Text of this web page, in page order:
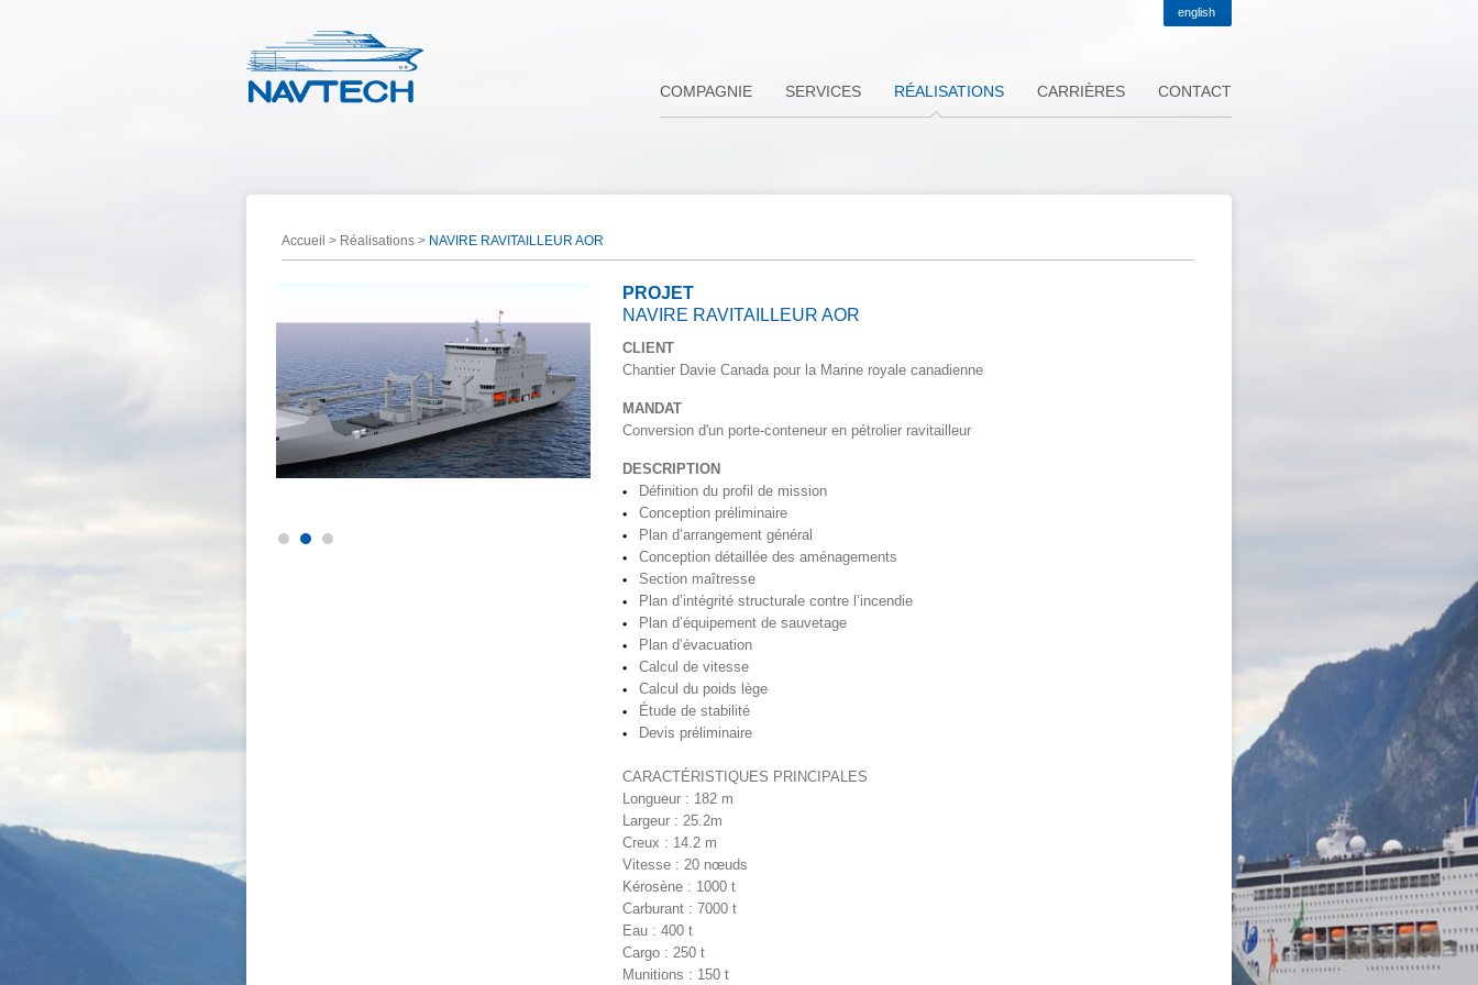
english
COMPAGNIE SERVICES RÉALISATIONS CARRIÈRES CONTACT
Accueil > Réalisations > NAVIRE RAVITAILLEUR AOR
PROJET
NAVIRE RAVITAILLEUR AOR
CLIENT
Chantier Davie Canada pour la Marine royale canadienne
MANDAT
Conversion d'un porte-conteneur en pétrolier ravitailleur
DESCRIPTION
Définition du profil de mission
Conception préliminaire
Plan d’arrangement général
Conception détaillée des aménagements
Section maîtresse
Plan d’intégrité structurale contre l’incendie
Plan d’équipement de sauvetage
Plan d’évacuation
Calcul de vitesse
Calcul du poids lège
Étude de stabilité
Devis préliminaire
CARACTÉRISTIQUES PRINCIPALES
Longueur : 182 m
Largeur : 25.2m
Creux : 14.2 m
Vitesse : 20 nœuds
Kérosène : 1000 t
Carburant : 7000 t
Eau : 400 t
Cargo : 250 t
Munitions : 150 t